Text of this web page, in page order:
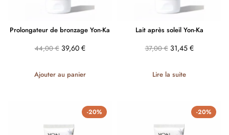
Prolongateur de bronzage Yon-Ka
44,00€ 39,60 €
Ajouter au panier
Lait après soleil Yon-Ka
37,00€ 31,45 €
Lire la suite
-20% -20%